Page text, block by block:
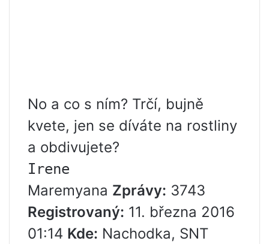
No a co s ním? Trčí, bujně
kvete, jen se díváte na rostliny
a obdivujete?
Irene
Maremyana Zprávy: 3743
Registrovaný: 11. března 2016
01:14 Kde: Nachodka, SNT